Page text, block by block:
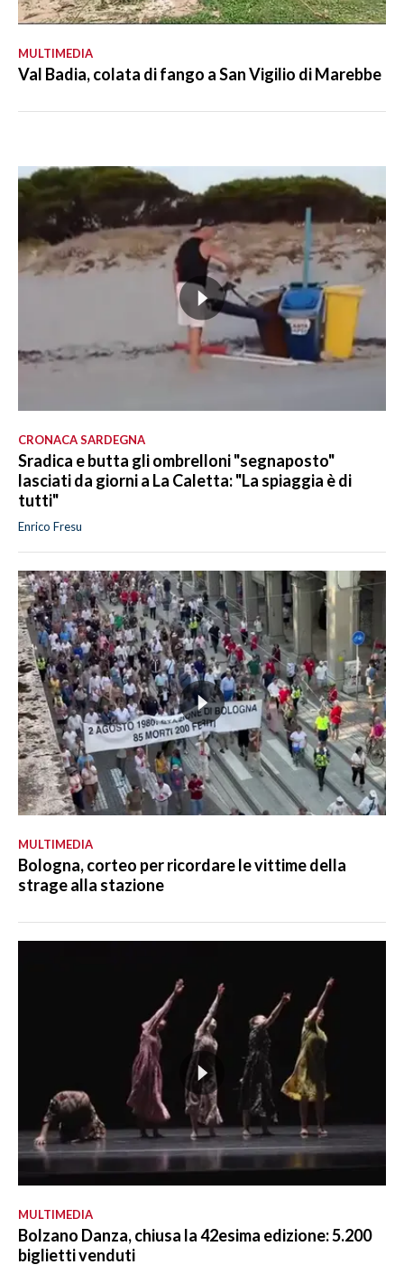
MULTIMEDIA
Val Badia, colata di fango a San Vigilio di Marebbe
CRONACA SARDEGNA
Sradica e butta gli ombrelloni "segnaposto"
lasciati da giorni a La Caletta: "La spiaggia è di
tutti"
Enrico Fresu
MULTIMEDIA
Bologna, corteo per ricordare le vittime della
strage alla stazione
MULTIMEDIA
Bolzano Danza, chiusa la 42esima edizione: 5.200
biglietti venduti